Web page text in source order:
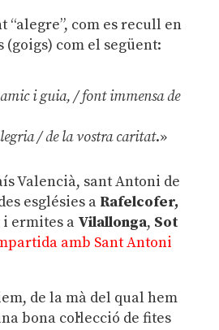
“alegre”, com es recull en
com el següent:
i guia, / font immensa de
/ de la vostra caritat.»
Valencià, sant Antoni de
esglésies a Rafelcofer,
ermites a Vilallonga, Sot
amb Sant Antoni
de la mà del qual hem
bona col·lecció de fites